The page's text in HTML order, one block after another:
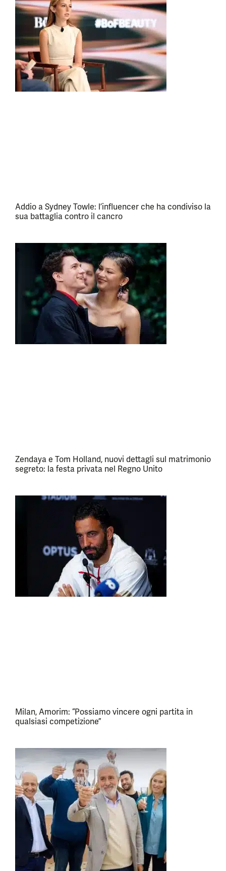
Addio a Sydney Towle: l’influencer che ha condiviso la
sua battaglia contro il cancro
Zendaya e Tom Holland, nuovi dettagli sul matrimonio
segreto: la festa privata nel Regno Unito
Milan, Amorim: “Possiamo vincere ogni partita in
qualsiasi competizione”